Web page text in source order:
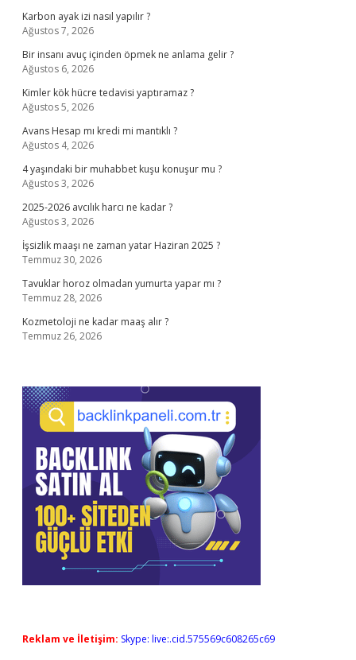
Karbon ayak izi nasıl yapılır ?
Ağustos 7, 2026
Bir insanı avuç içinden öpmek ne anlama gelir ?
Ağustos 6, 2026
Kimler kök hücre tedavisi yaptıramaz ?
Ağustos 5, 2026
Avans Hesap mı kredi mi mantıklı ?
Ağustos 4, 2026
4 yaşındaki bir muhabbet kuşu konuşur mu ?
Ağustos 3, 2026
2025-2026 avcılık harcı ne kadar ?
Ağustos 3, 2026
İşsizlik maaşı ne zaman yatar Haziran 2025 ?
Temmuz 30, 2026
Tavuklar horoz olmadan yumurta yapar mı ?
Temmuz 28, 2026
Kozmetoloji ne kadar maaş alır ?
Temmuz 26, 2026
Reklam ve İletişim: Skype: live:.cid.575569c608265c69